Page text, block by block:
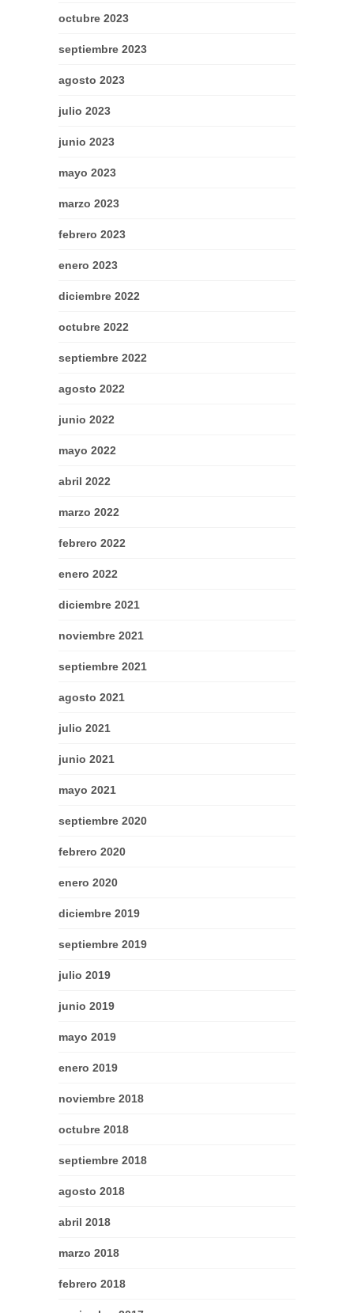
octubre 2023
septiembre 2023
agosto 2023
julio 2023
junio 2023
mayo 2023
marzo 2023
febrero 2023
enero 2023
diciembre 2022
octubre 2022
septiembre 2022
agosto 2022
junio 2022
mayo 2022
abril 2022
marzo 2022
febrero 2022
enero 2022
diciembre 2021
noviembre 2021
septiembre 2021
agosto 2021
julio 2021
junio 2021
mayo 2021
septiembre 2020
febrero 2020
enero 2020
diciembre 2019
septiembre 2019
julio 2019
junio 2019
mayo 2019
enero 2019
noviembre 2018
octubre 2018
septiembre 2018
agosto 2018
abril 2018
marzo 2018
febrero 2018